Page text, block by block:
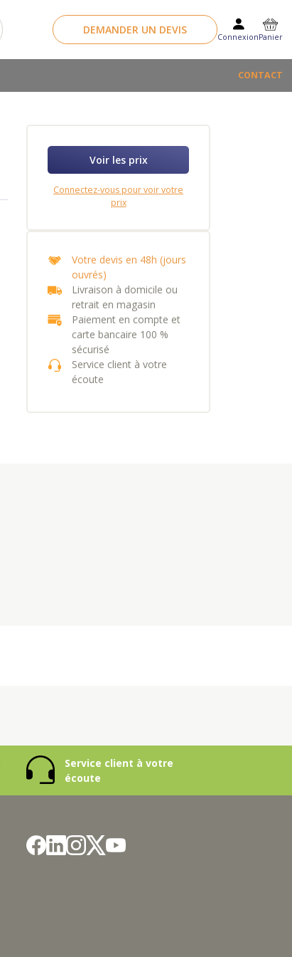
DEMANDER UN DEVIS
ConnexionPanier
CONTACT
Voir les prix
Connectez-vous pour voir votre
prix
Votre devis en 48h (jours
ouvrés)
Livraison à domicile ou
retrait en magasin
Paiement en compte et
carte bancaire 100 %
sécurisé
Service client à votre
écoute
Service client à votre
écoute